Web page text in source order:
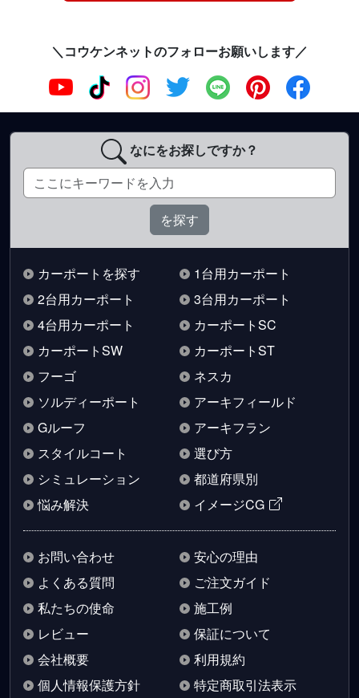
＼コウケンネットのフォローお願いします／
なにをお探しですか？
カーポートを探す
1台用カーポート
2台用カーポート
3台用カーポート
4台用カーポート
カーポートSC
カーポートSW
カーポートST
フーゴ
ネスカ
ソルディーポート
アーキフィールド
Gルーフ
アーキフラン
スタイルコート
選び方
シミュレーション
都道府県別
悩み解決
イメージCG
お問い合わせ
安心の理由
よくある質問
ご注文ガイド
私たちの使命
施工例
レビュー
保証について
会社概要
利用規約
個人情報保護方針
特定商取引法表示